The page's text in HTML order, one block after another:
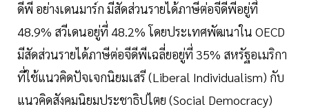
ดีพี อย่างเดนมาร์ก มีสัดส่วนรายได้ภาษีต่อจีดีพีอยู่ที่
48.9% สวีเดนอยู่ที่ 48.2% โดยประเทศพัฒนาใน OECD
มีสัดส่วนรายได้ภาษีต่อจีดีพีเฉลี่ยอยู่ที่ 35% สหรัฐอเมริกา
ที่ใช้แนวคิดปัจเจกนิยมเสรี (Liberal Individualism) กับ
แนวคิดสังคมนิยมประชาธิปไตย (Social Democracy)